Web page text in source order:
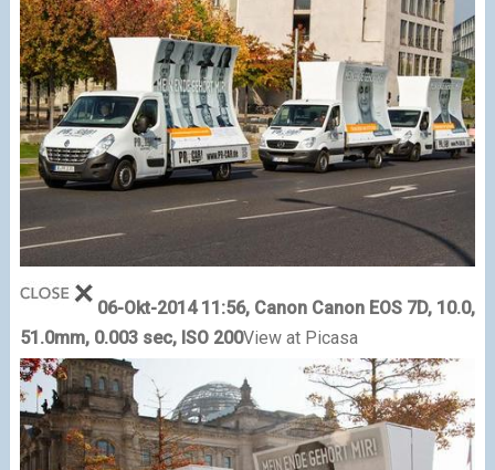
06-Okt-2014 11:56, Canon Canon EOS 7D, 10.0,
51.0mm, 0.003 sec, ISO 200View at Picasa